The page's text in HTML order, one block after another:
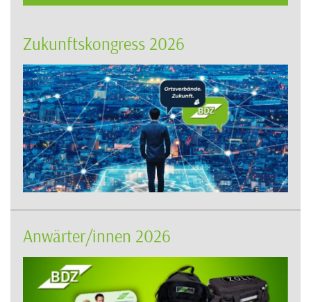
Zukunftskongress 2026
Anwärter/innen 2026